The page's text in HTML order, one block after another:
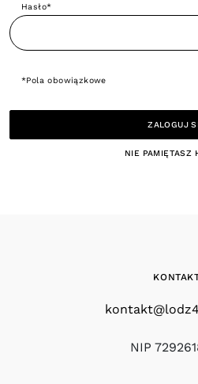
Hasło*
*Pola obowiązkowe
ZALOGUJ
NIE PAMIĘTASZ
NIP